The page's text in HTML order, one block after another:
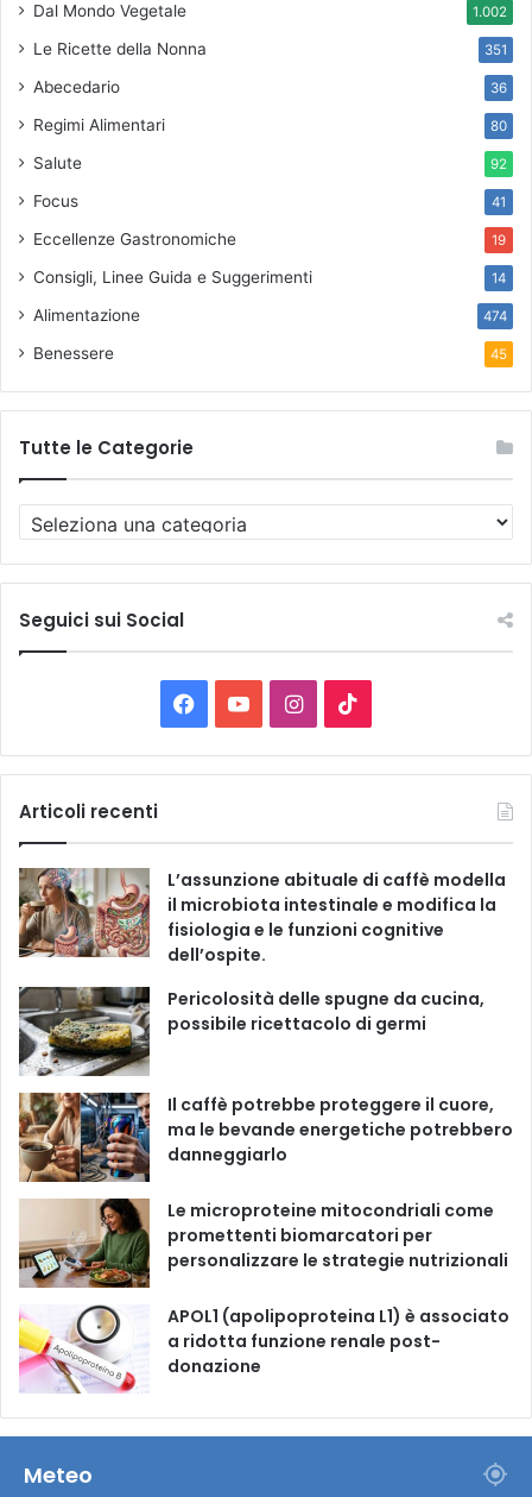
Dal Mondo Vegetale 1.002
Le Ricette della Nonna 351
Abecedario 36
Regimi Alimentari 80
Salute 92
Focus 41
Eccellenze Gastronomiche 19
Consigli, Linee Guida e Suggerimenti 14
Alimentazione 474
Benessere 45
Tutte le Categorie
u
t
e
o
r
i
e
Seguici sui Social
a
e
b
o
o
k
o
T
u
b
e
I
n
t
a
g
r
a
i
T
o
k
Articoli recenti
L’assunzione abituale di caffè modella
il microbiota intestinale e modifica la
fisiologia e le funzioni cognitive
dell’ospite.
Pericolosità delle spugne da cucina,
possibile ricettacolo di germi
Il caffè potrebbe proteggere il cuore,
ma le bevande energetiche potrebbero
danneggiarlo
Le microproteine ​​mitocondriali come
promettenti biomarcatori per
personalizzare le strategie nutrizionali
APOL1 (apolipoproteina L1) è associato
a ridotta funzione renale post-
donazione
Meteo